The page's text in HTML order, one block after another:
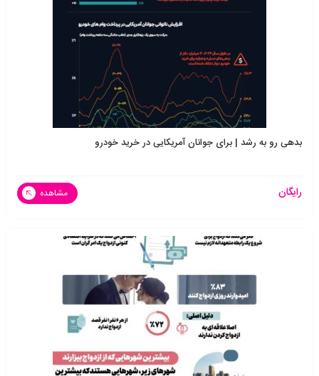
بدهی رو به رشد | برای جوانان آمریکایی در خرید خودرو
رایگان مشاهده